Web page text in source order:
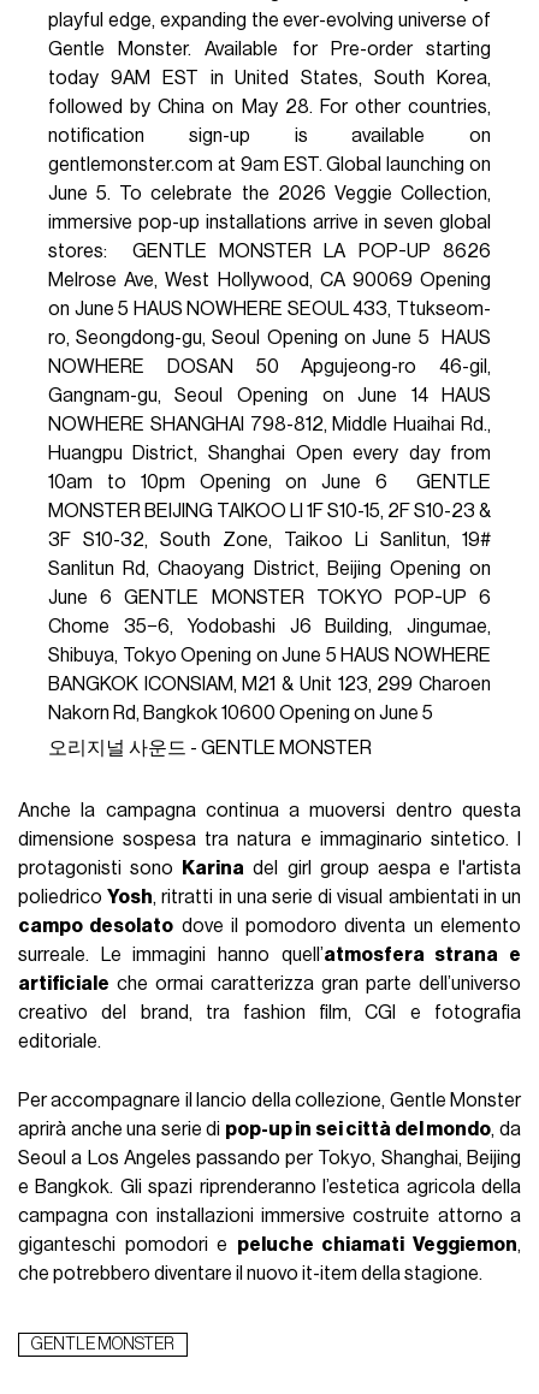
playful edge, expanding the ever-evolving universe of
Gentle Monster. Available for Pre-order starting
today 9AM EST in United States, South Korea,
followed by China on May 28. For other countries,
notification sign-up is available on
gentlemonster.com at 9am EST. Global launching on
June 5. To celebrate the 2026 Veggie Collection,
immersive pop-up installations arrive in seven global
stores: ⁣ GENTLE MONSTER LA POP-UP 8626
Melrose Ave, West Hollywood, CA 90069 Opening
on June 5 HAUS NOWHERE SEOUL 433, Ttukseom-
ro, Seongdong-gu, Seoul Opening on June 5 ⁣ HAUS
NOWHERE DOSAN 50 Apgujeong-ro 46-gil,
Gangnam-gu, Seoul Opening on June 14 HAUS
NOWHERE SHANGHAI 798-812, Middle Huaihai Rd.,
Huangpu District, Shanghai Open every day from
10am to 10pm⁣⁣⁣ Opening on June 6 ⁣⁣ GENTLE
MONSTER BEIJING TAIKOO LI 1F S10-15, 2F S10-23 &
3F S10-32, South Zone, Taikoo Li Sanlitun, 19#
Sanlitun Rd, Chaoyang District, Beijing Opening on
June 6 GENTLE MONSTER TOKYO POP-UP 6
Chome 35−6, Yodobashi J6 Building, Jingumae,
Shibuya, Tokyo Opening on June 5 HAUS NOWHERE
BANGKOK ICONSIAM, M21 & Unit 123, 299 Charoen
Nakorn Rd, Bangkok 10600 Opening on June 5
오리지널 사운드 - GENTLE MONSTER
Anche la campagna continua a muoversi dentro questa
dimensione sospesa tra natura e immaginario sintetico. I
protagonisti sono
Karina del girl group aespae l'artista
poliedricoYosh, ritratti in una serie di visual ambientati in un
campo desolato dove il pomodoro diventa un elemento
surreale. Le immagini hanno quell’atmosfera strana e
artificiale che ormai caratterizza gran parte dell’universo
creativo del brand, tra fashion film, CGI e fotografia
editoriale.
Per accompagnare il lancio della collezione, Gentle Monster
aprirà anche una serie di pop-up in sei città del mondo, da
Seoul a Los Angeles passando per Tokyo, Shanghai, Beijing
e Bangkok. Gli spazi riprenderanno l’estetica agricola della
campagna con installazioni immersive costruite attorno a
giganteschi pomodori e peluche chiamati Veggiemon,
che potrebbero diventare il nuovo it-item della stagione.
GENTLE MONSTER